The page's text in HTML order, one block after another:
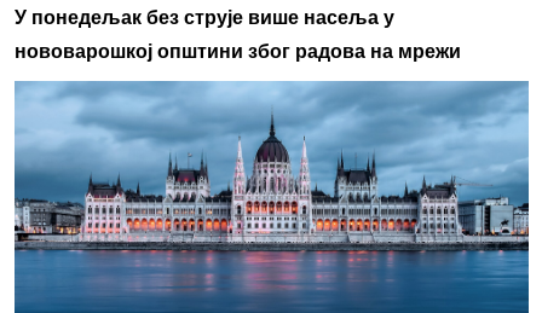
У понедељак без струје више насеља у
нововарошкој општини због радова на мрежи